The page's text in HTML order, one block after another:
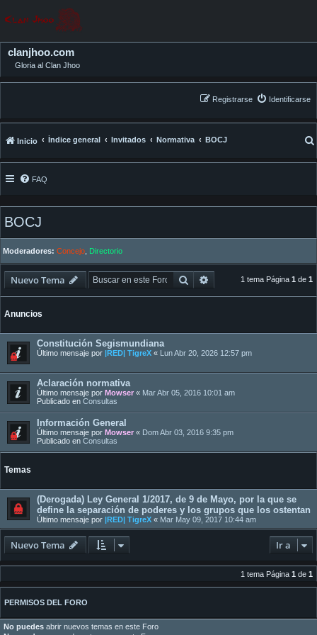
clanjhoo.com
Gloria al Clan Jhoo
Identificarse
Registrarse
Inicio Índice general Invitados Normativa BOCJ
FAQ
BOCJ
Moderadores: Concejo Directorio
Nuevo Tema Buscar Búsqueda avanzada
1 tema Página 1 de 1
Anuncios
Constitución Segismundiana
Último mensaje por |RED| TigreX « Lun Abr 20, 2026 12:57 pm
Aclaración normativa
Último mensaje por Mowser « Mar Abr 05, 2016 10:01 am
Publicado en Consultas
Información General
Último mensaje por Mowser « Dom Abr 03, 2016 9:35 pm
Publicado en Consultas
Temas
(Derogada) Ley General 1/2017, de 9 de Mayo, por la que se
define la separación de poderes y los grupos que los ostentan
Último mensaje por |RED| TigreX « Mar May 09, 2017 10:44 am
Nuevo Tema Ir a
1 tema Página 1 de 1
PERMISOS DEL FORO
No puedes abrir nuevos temas en este Foro